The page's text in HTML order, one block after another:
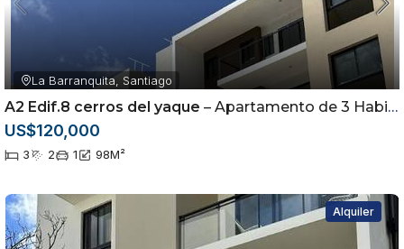
La Barranquita, Santiago
A2 Edif.8 cerros del yaque – Apartamento de 3 Habitaciones en Cerros del Yaque | Piscina y Casa Club |
US$120,000
3 2 1 98M²
Alquiler